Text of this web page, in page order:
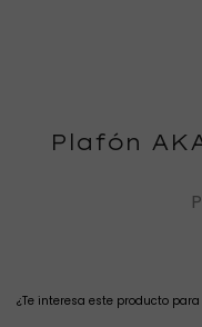
Plafón
¿Te interesa este producto